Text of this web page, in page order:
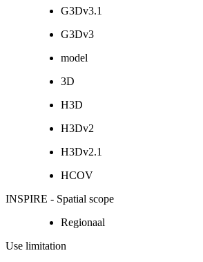
G3Dv3.1
G3Dv3
model
3D
H3D
H3Dv2
H3Dv2.1
HCOV
INSPIRE - Spatial scope
Regionaal
Use limitation